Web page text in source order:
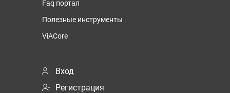
Faq портал
Полезные инструменты
ViACore
Вход
Регистрация